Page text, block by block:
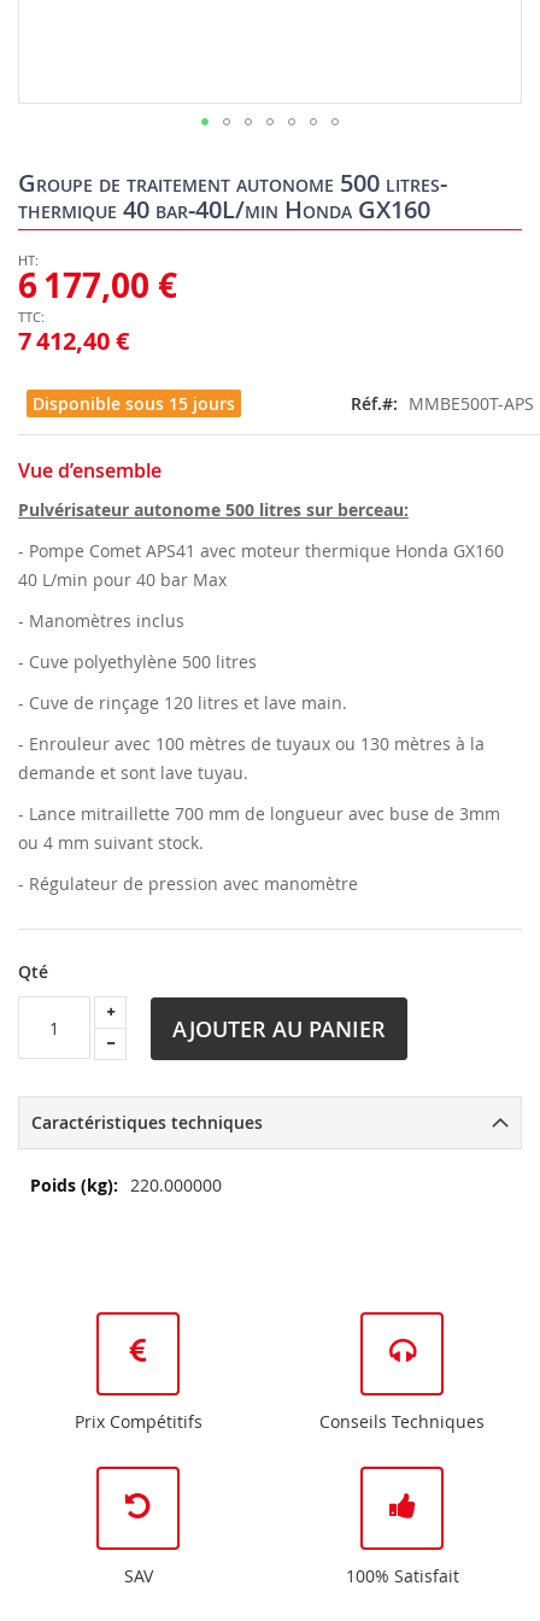
Groupe de traitement autonome 500 litres-
thermique 40 bar-40L/min Honda GX160
7 412,40 €
6 177,00 €
Disponible sous 15 jours Réf. MMBE500T-APS
Vue d’ensemble
Pulvérisateur autonome 500 litres sur berceau:
- Pompe Comet APS41 avec moteur thermique Honda GX160
40 L/min pour 40 bar Max
- Manomètres inclus
- Cuve polyethylène 500 litres
- Cuve de rinçage 120 litres et lave main.
- Enrouleur avec 100 mètres de tuyaux ou 130 mètres à la
demande et sont lave tuyau.
- Lance mitraillette 700 mm de longueur avec buse de 3mm
ou 4 mm suivant stock.
- Régulateur de pression avec manomètre
Qté
AJOUTER AU PANIER
to
the
beginning
the
images
gallery
Caractéristiques techniques
Plus
220.000000
Prix Compétitifs Conseils Techniques
SAV 100% Satisfait